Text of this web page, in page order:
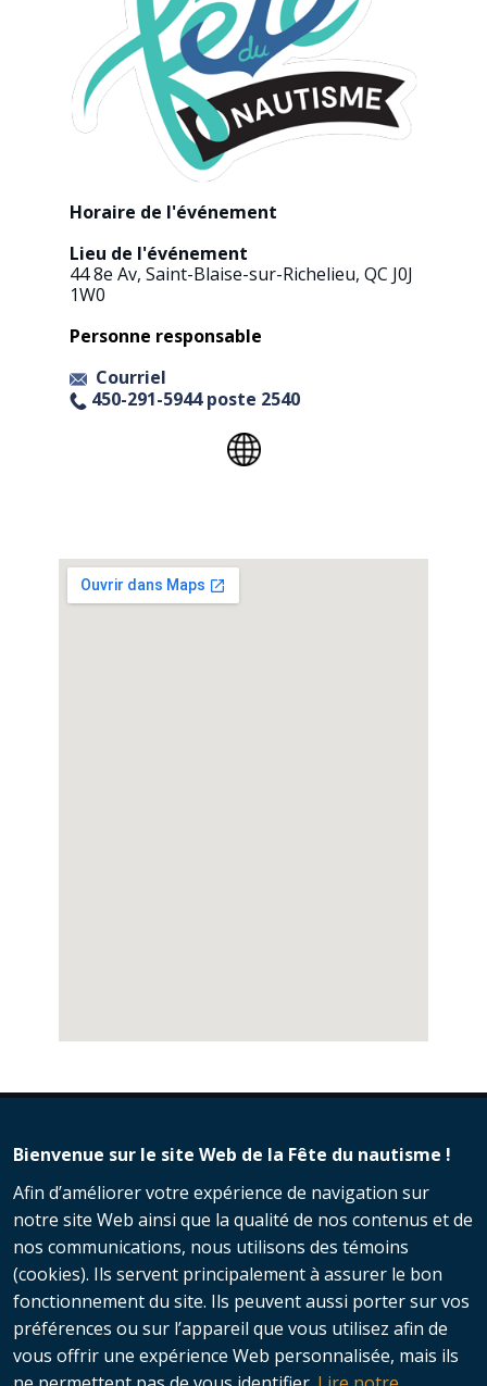
Horaire de l'événement​
Lieu de l'événement​
44 8e Av, Saint-Blaise-sur-Richelieu, QC J0J
1W0
Personne responsable
Courriel
450-291-5944 poste 2540
© 2026 Fête du nautisme - Nautisme
Bienvenue sur le site Web de la Fête du nautisme !
Afin d’améliorer votre expérience de navigation sur
notre site Web ainsi que la qualité de nos contenus et de
nos communications, nous utilisons des témoins
(cookies). Ils servent principalement à assurer le bon
fonctionnement du site. Ils peuvent aussi porter sur vos
préférences ou sur l’appareil que vous utilisez afin de
vous offrir une expérience Web personnalisée, mais ils